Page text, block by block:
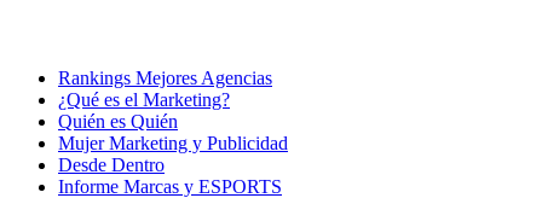
Rankings Mejores Agencias
¿Qué es el Marketing?
Quién es Quién
Mujer Marketing y Publicidad
Desde Dentro
Informe Marcas y ESPORTS